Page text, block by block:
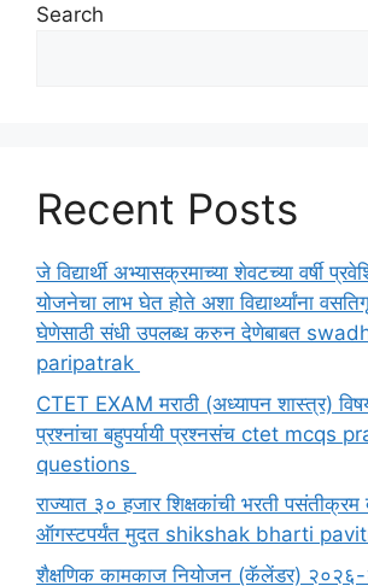
Search
Recent Posts
जे विद्यार्थी अभ्यासक्रमाच्या शेवटच्या वर्षी
योजनेचा लाभ घेत होते अशा विद्यार्थ्यांना
घेणेसाठी संधी उपलब्ध करुन देणेबाबत
paripatrak
CTET EXAM मराठी (अध्यापन शास्त्र)
प्रश्नांचा बहुपर्यायी प्रश्नसंच ctet mcqs
questions
राज्यात ३० हजार शिक्षकांची भरती
ऑगस्टपर्यंत मुदत shikshak bharti
शैक्षणिक कामकाज नियोजन (कॅलेंडर) २०२६-